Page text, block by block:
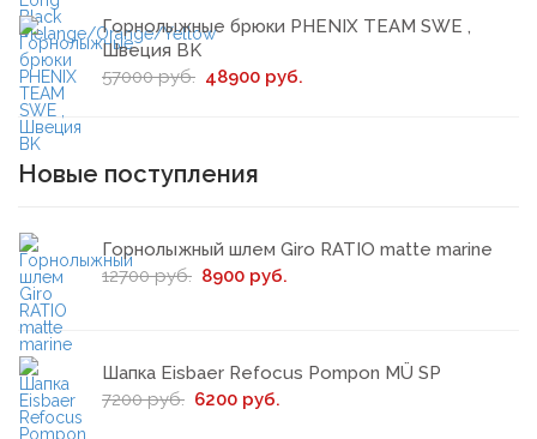
Горнолыжные брюки PHENIX TEAM SWE ,
Швеция BK
57000 руб. 48900 руб.
Новые поступления
Горнолыжный шлем Giro RATIO matte marine
12700 руб. 8900 руб.
Шапка Eisbaer Refocus Pompon MÜ SP
7200 руб. 6200 руб.